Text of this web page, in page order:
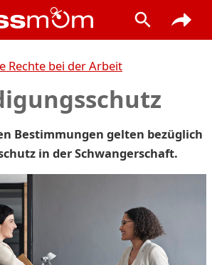
Rechte bei der Arbeit
Bestimmungen gelten bezüglich
in der Schwangerschaft.